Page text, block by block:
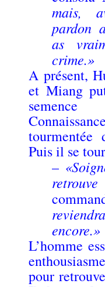
mais,
pardon
as
crime.»
A présent,
et Miang
tourmentée
Puis il se
–
encore.»
L’homme
pour